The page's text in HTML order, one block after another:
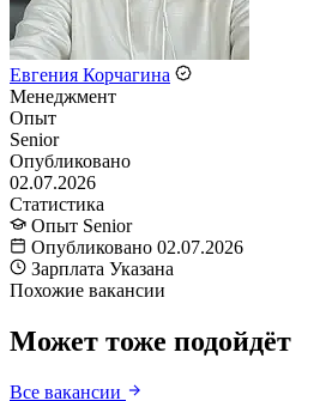
Евгения Корчагина
Менеджмент
Опыт
Senior
Опубликовано
02.07.2026
Статистика
Опыт Senior
Опубликовано 02.07.2026
Зарплата Указана
Похожие вакансии
Может тоже подойдёт
Все вакансии